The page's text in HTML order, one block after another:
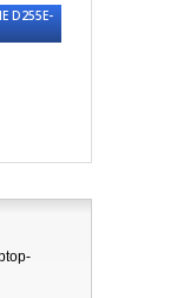
D255E-